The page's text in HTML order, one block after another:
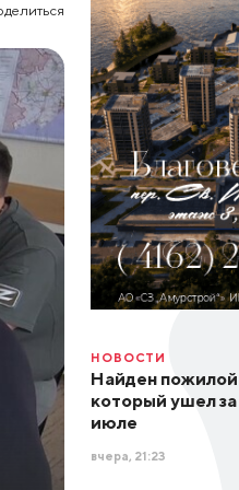
НОВОСТИ
Найден
который ушел
июле
вчера, 21:23